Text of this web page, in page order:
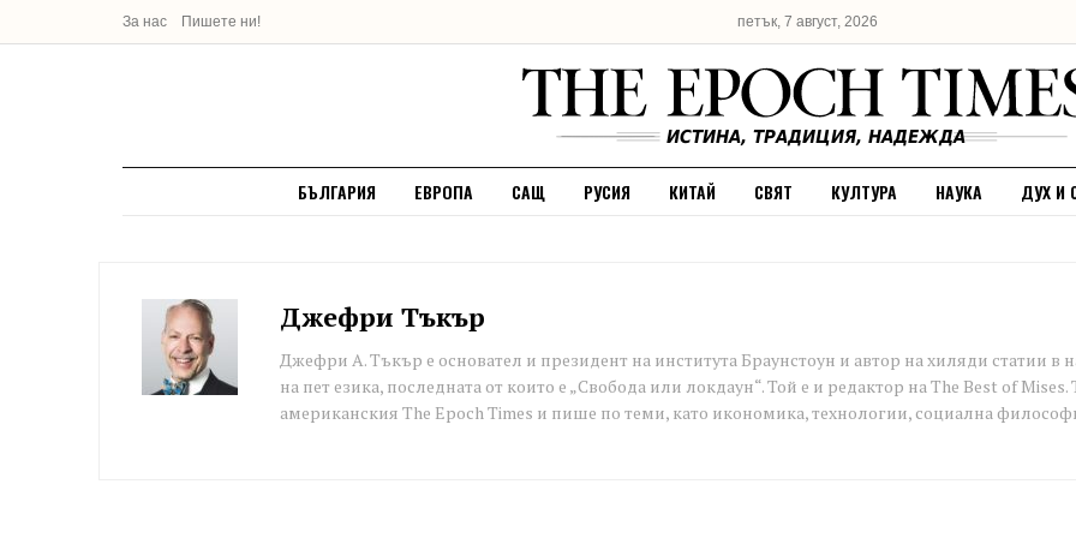
За нас Пишете ни! петък, 7 август, 2026
БЪЛГАРИЯ ЕВРОПА САЩ РУСИЯ КИТАЙ СВЯТ КУЛТУРА НАУКА ДУХ И
Джефри Тъкър
Джефри А. Тъкър е основател и президент на института Браунстоун и автор на хиляди статии в
на пет езика, последната от които е „Свобода или локдаун“. Той е и редактор на The Best of
американския The Epoch Times и пише по теми, като икономика, технологии, социална